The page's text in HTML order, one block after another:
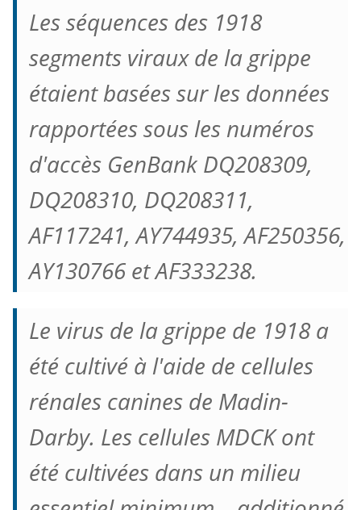
Les séquences des 1918
segments viraux de la grippe
étaient basées sur les données
rapportées sous les numéros
d'accès GenBank DQ208309,
DQ208310, DQ208311,
AF117241, AY744935, AF250356,
AY130766 et AF333238.
Le virus de la grippe de 1918 a
été cultivé à l'aide de cellules
rénales canines de Madin-
Darby. Les cellules MDCK ont
été cultivées dans un milieu